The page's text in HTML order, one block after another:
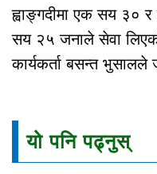
ह्वाङ्गदीमा एक सय ३०
सय २५ जनाले सेवा
कार्यकर्ता बसन्त भुसालले
यो पनि पढ्नुस्